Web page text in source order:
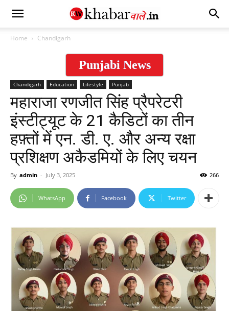
Home Chandigarh
Punjabi News
Chandigarh Education Lifestyle Punjab
महाराजा रणजीत सिंह प्रैपरेटरी
इंस्टीट्यूट के 21 कैडिटों का तीन
हफ़्तों में एन. डी. ए. और अन्य रक्षा
प्रशिक्षण अकैडमियों के लिए चयन
By admin - July 3, 2025 266
WhatsApp Facebook Twitter